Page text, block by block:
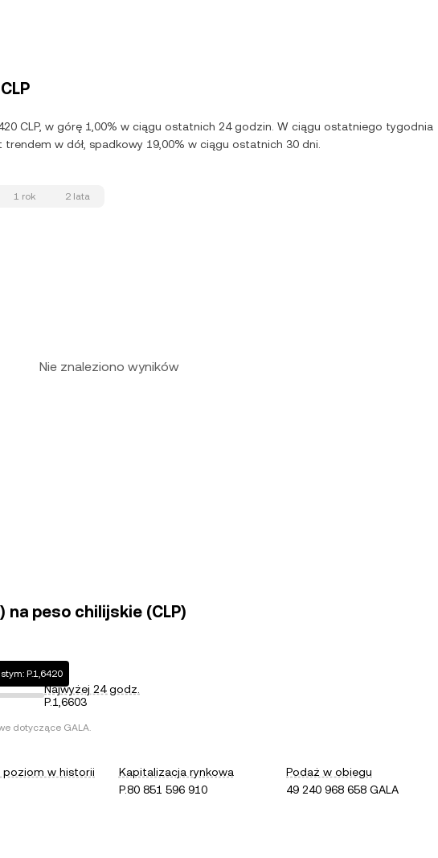
CLP, w górę 1,00% w ciągu ostatnich 24 godzin. W ciągu ostatniego tygodnia
trendem w dół, spadkowy 19,00% w ciągu ostatnich 30 dni.
1 rok 2 lata
Nie znaleziono wyników
na peso chilijskie (CLP)
P.1,6420
Najwyżej 24 godz.
P.1,6603
dotyczące GALA.
poziom w historii
Kapitalizacja rynkowa
P.80 851 596 910
Podaż w obiegu
49 240 968 658 GALA